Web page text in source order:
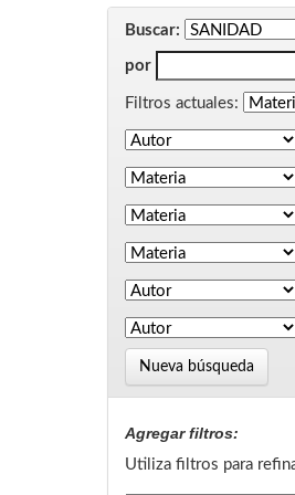
Buscar:
por
Filtros actuales:
Nueva búsqueda
Agregar filtros:
Utiliza filtros para